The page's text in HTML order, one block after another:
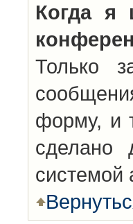
Когда я
Только
форму, и
сделано
системой